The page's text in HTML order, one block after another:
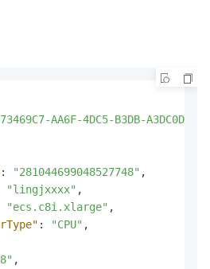
AA6F-4DC5-B3DB-
: "281044699048527748" ,
"lingjxxxx" ,
"ecs.c8i.xlarge" ,
: "CPU" ,
,